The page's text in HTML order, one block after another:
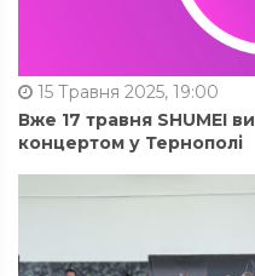
15 Травня 2025, 19:00
Вже 17 травня SHUMEI
концертом у Тернополі